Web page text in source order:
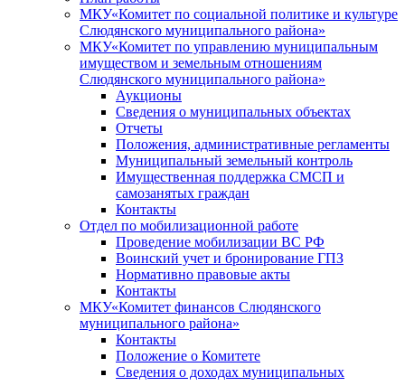
МКУ«Комитет по социальной политике и культуре
Слюдянского муниципального района»
МКУ«Комитет по управлению муниципальным
имуществом и земельным отношениям
Слюдянского муниципального района»
Аукционы
Сведения о муниципальных объектах
Отчеты
Положения, административные регламенты
Муниципальный земельный контроль
Имущественная поддержка СМСП и
самозанятых граждан
Контакты
Отдел по мобилизационной работе
Проведение мобилизации ВС РФ
Воинский учет и бронирование ГПЗ
Нормативно правовые акты
Контакты
МКУ«Комитет финансов Слюдянского
муниципального района»
Контакты
Положение о Комитете
Сведения о доходах муниципальных